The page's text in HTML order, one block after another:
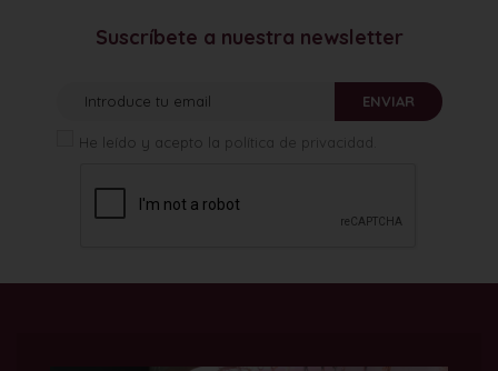
Suscríbete a nuestra newsletter
ENVIAR
He leído y acepto la política de privacidad